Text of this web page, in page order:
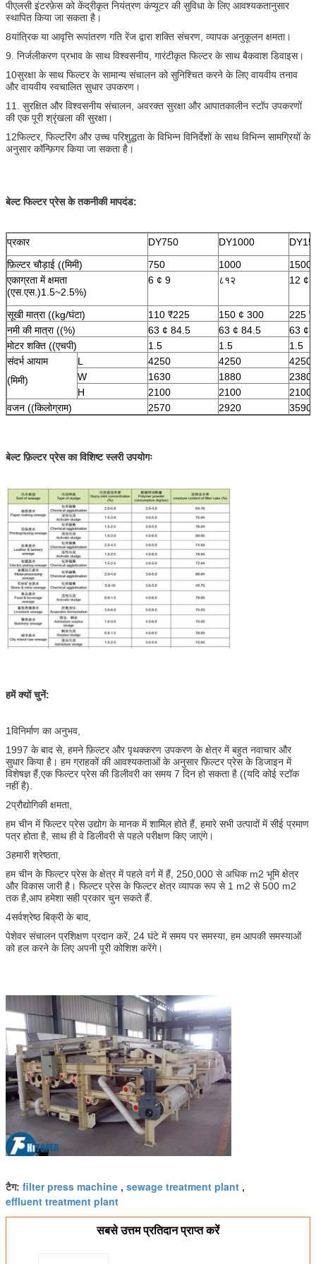
पीएलसी इंटरफ़ेस को केंद्रीकृत नियंत्रण कंप्यूटर की सुविधा के लिए आवश्यकतानुसार
स्थापित किया जा सकता है।
8यांत्रिक या आवृत्ति रूपांतरण गति रेंज द्वारा शक्ति संचरण, व्यापक अनुकूलन क्षमता।
9. निर्जलीकरण प्रभाव के साथ विश्वसनीय, गारंटीकृत फिल्टर के साथ बैकवाश डिवाइस।
10सुरक्षा के साथ फिल्टर के सामान्य संचालन को सुनिश्चित करने के लिए वायवीय तनाव
और वायवीय स्वचालित सुधार उपकरण।
11. सुरक्षित और विश्वसनीय संचालन, अवरक्त सुरक्षा और आपातकालीन स्टॉप उपकरणों
की एक पूरी श्रृंखला की सुरक्षा।
12फिल्टर, फिल्टरिंग और उच्च परिशुद्धता के विभिन्न विनिर्देशों के साथ विभिन्न सामग्रियों के
अनुसार कॉन्फ़िगर किया जा सकता है।
बेल्ट फिल्टर प्रेस के तकनीकी मापदंड:
प्रकार DY750 DY1000
फ़िल्टर चौड़ाई ((मिमी)
750 1000
1500
एकाग्रता में क्षमता
(एस.एस.)1.5~2.5%)
6 ¢ 9 ८१२ 12 ¢
सूखी मात्रा ((kg/घंटा) 110 ₹225 150 ¢ 300
225
नमी की मात्रा ((%)
63 ¢ 84.5 63 ¢ 84.5
63 ¢
मोटर शक्ति ((एचपी)
1.5 1.5
1.5
संदर्भ आयाम
(मिमी)
L 4250 4250
4250
W
1630 1880
2380
H
2100 2100
2100
वजन ((किलोग्राम)
2570 2920 3590
बेल्ट फ़िल्टर प्रेस का विशिष्ट स्लरी उपयोगः
हमें क्यों चुनें:
1विनिर्माण का अनुभव,
1997 के बाद से, हमने फ़िल्टर और पृथक्करण उपकरण के क्षेत्र में बहुत नवाचार और
सुधार किया है। हम ग्राहकों की आवश्यकताओं के अनुसार फ़िल्टर प्रेस के डिजाइन में
विशेषज्ञ हैं,एक फिल्टर प्रेस की डिलीवरी का समय 7 दिन हो सकता है ((यदि कोई स्टॉक
नहीं है).
2प्रौद्योगिकी क्षमता,
हम चीन में फिल्टर प्रेस उद्योग के मानक में शामिल होते हैं, हमारे सभी उत्पादों में सीई प्रमाण
पत्र होता है, साथ ही वे डिलीवरी से पहले परीक्षण किए जाएंगे।
3हमारी श्रेष्ठता,
हम चीन के फिल्टर प्रेस के क्षेत्र में पहले वर्ग में हैं, 250,000 से अधिक m2 भूमि क्षेत्र
और विकास जारी है। फिल्टर प्रेस के फिल्टर क्षेत्र व्यापक रूप से 1 m2 से 500 m2
तक है,आप हमेशा सही प्रकार चुन सकते हैं.
4सर्वश्रेष्ठ बिक्री के बाद,
पेशेवर संचालन प्रशिक्षण प्रदान करें, 24 घंटे में समय पर समस्या, हम आपकी समस्याओं
को हल करने के लिए अपनी पूरी कोशिश करेंगे।
टैग: filter press machine , sewage treatment plant ,
effluent treatment plant
सबसे उत्तम प्रतिदान प्राप्त करें